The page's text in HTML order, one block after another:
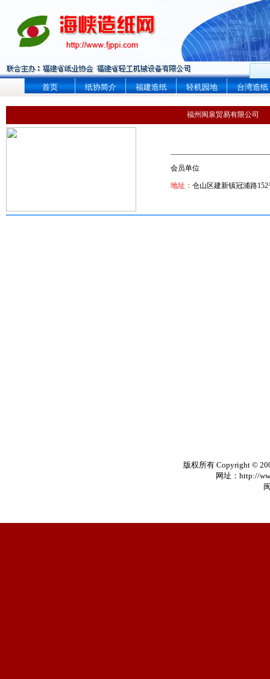
首页 纸协简介 福建造纸 轻机园地 台湾造纸
福州闽泉贸易有限公司
会员单位
地址： 仓山区建新镇冠浦路152
版权所有 Copyright ©
网址：http://